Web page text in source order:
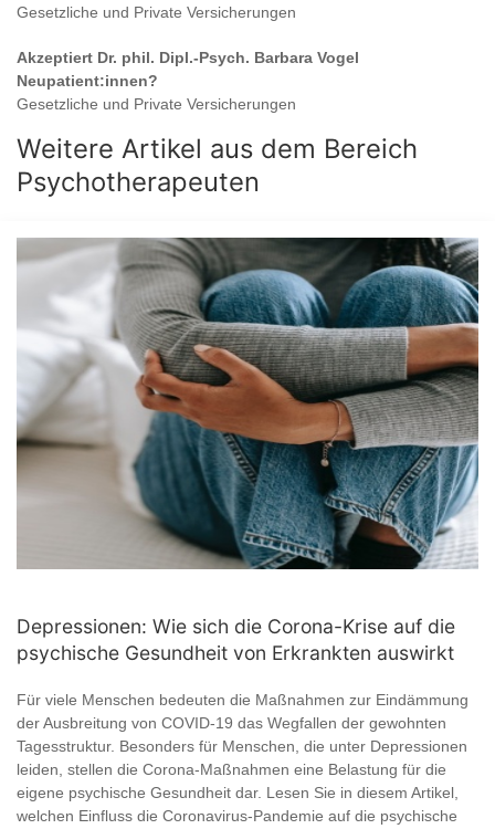
Gesetzliche und Private Versicherungen
Akzeptiert Dr. phil. Dipl.-Psych. Barbara Vogel
Neupatient:innen?
Gesetzliche und Private Versicherungen
Weitere Artikel aus dem Bereich
Psychotherapeuten
Depressionen: Wie sich die Corona-Krise auf die
psychische Gesundheit von Erkrankten auswirkt
Für viele Menschen bedeuten die Maßnahmen zur Eindämmung
der Ausbreitung von COVID-19 das Wegfallen der gewohnten
Tagesstruktur. Besonders für Menschen, die unter Depressionen
leiden, stellen die Corona-Maßnahmen eine Belastung für die
eigene psychische Gesundheit dar. Lesen Sie in diesem Artikel,
welchen Einfluss die Coronavirus-Pandemie auf die psychische